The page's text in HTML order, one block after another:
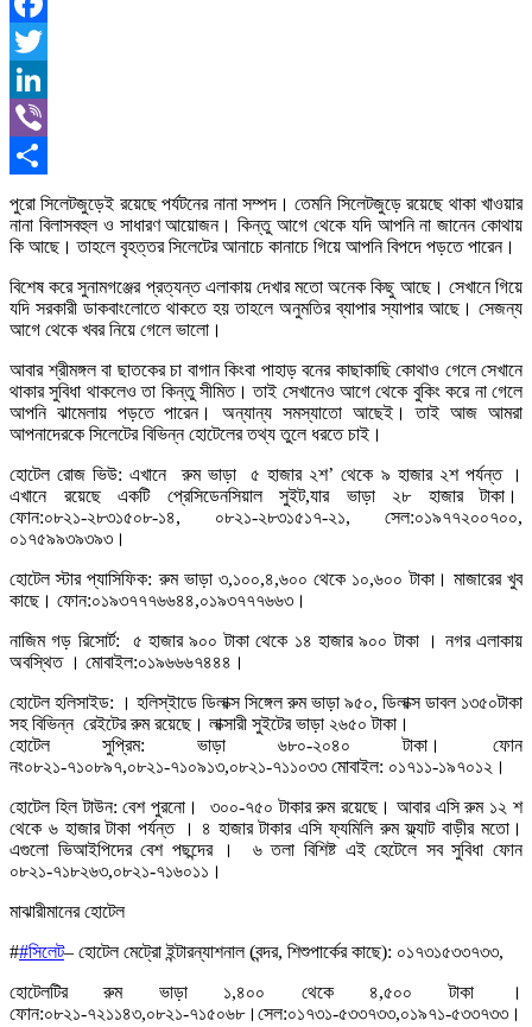
Facebook
Twitter
LinkedIn
Viber
Share
পুরো সিলেটজুড়েই রয়েছে পর্যটনের নানা সম্পদ। তেমনি সিলেটজুড়ে রয়েছে থাকা খাওয়ার
নানা বিলাসবহুল ও সাধারণ আয়োজন। কিন্তু আগে থেকে যদি আপনি না জানেন কোথায়
কি আছে। তাহলে বৃহত্তর সিলেটের আনাচে কানাচে গিয়ে আপনি বিপদে পড়তে পারেন।
বিশেষ করে সুনামগঞ্জের প্রত্যন্ত এলাকায় দেখার মতো অনেক কিছু আছে। সেখানে গিয়ে
যদি সরকারী ডাকবাংলোতে থাকতে হয় তাহলে অনুমতির ব্যাপার স্যাপার আছে। সেজন্য
আগে থেকে খবর নিয়ে গেলে ভালো।
আবার শ্রীমঙ্গল বা ছাতকের চা বাগান কিংবা পাহাড় বনের কাছাকাছি কোথাও গেলে সেখানে
থাকার সুবিধা থাকলেও তা কিন্তু সীমিত। তাই সেখানেও আগে থেকে বুকিং করে না গেলে
আপনি ঝামেলায় পড়তে পারেন। অন্যান্য সমস্যাতো আছেই। তাই আজ আমরা
আপনাদেরকে সিলেটের বিভিন্ন হোটেলের তথ্য তুলে ধরতে চাই।
হোটেল রোজ ভিউ: এখানে রুম ভাড়া ৫ হাজার ২শ’ থেকে ৯ হাজার ২শ পর্যন্ত ।
এখানে রয়েছে একটি প্রেসিডেনসিয়াল সুইট,যার ভাড়া ২৮ হাজার টাকা।
ফোন:০৮২১-২৮৩১৫০৮-১৪, ০৮২১-২৮৩১৫১৭-২১, সেল:০১৯৭৭২০০৭০০,
০১৭৫৯৯৩৯৩৯৩।
হোটেল স্টার প্যাসিফিক: রুম ভাড়া ৩,১০০,৪,৬০০ থেকে ১০,৬০০ টাকা। মাজারের খুব
কাছে। ফোন:০১৯৩৭৭৭৬৬৪৪,০১৯৩৭৭৭৬৬৩।
নাজিম গড় রিসোর্ট: ৫ হাজার ৯০০ টাকা থেকে ১৪ হাজার ৯০০ টাকা । নগর এলাকায়
অবস্থিত । মোবাইল:০১৯৬৬৬৭৪৪৪।
হোটেল হলিসাইড: । হলিস্ইাডে ডিলাক্স সিঙ্গেল রুম ভাড়া ৯৫০, ডিলাক্স ডাবল ১৩৫০টাকা
সহ বিভিন্ন রেইটের রুম রয়েছে। লাক্সারী সুইটের ভাড়া ২৬৫০ টাকা।
হোটেল সুপ্রিম: ভাড়া ৬৮০-২০৪০ টাকা। ফোন
নং০৮২১-৭১০৮৯৭,০৮২১-৭১০৯১৩,০৮২১-৭১১০৩৩ মোবাইল: ০১৭১১-১৯৭০১২।
হোটেল হিল টাউন: বেশ পুরনো। ৩০০-৭৫০ টাকার রুম রয়েছে। আবার এসি রুম ১২ শ
থেকে ৬ হাজার টাকা পর্যন্ত । ৪ হাজার টাকার এসি ফ্যমিলি রুম ফ্ল্যাট বাড়ীর মতো।
এগুলো ভিআইপিদের বেশ পছন্দের । ৬ তলা বিশিষ্ট এই হেটেলে সব সুবিধা ফোন
০৮২১-৭১৮২৬৩,০৮২১-৭১৬০১১।
মাঝারীমানের হোটেল
##সিলেট– হোটেল মেট্রো ইন্টারন্যাশনাল (বন্দর, শিশুপার্কের কাছে): ০১৭৩১৫৩৩৭৩৩,
হোটেলটির রুম ভাড়া ১,৪০০ থেকে ৪,৫০০ টাকা ।
ফোন:০৮২১-৭২১১৪৩,০৮২১-৭১৫০৬৮।সেল:০১৭৩১-৫৩৩৭৩৩,০১৯৭১-৫৩৩৭৩৩।